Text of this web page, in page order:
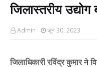
जिलास्तरीय
Admin जून 30, 2023
जिलाधिकारी रविंद्र कुमारने